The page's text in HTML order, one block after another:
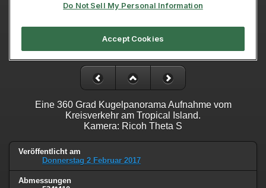
Eine 360 Grad Kugelpanorama Aufnahme vom
Kreisverkehr am Tropical Island.
Kamera: Ricoh Theta S
Veröffentlicht am
Donnerstag 2 Februar 2017
Abmessungen